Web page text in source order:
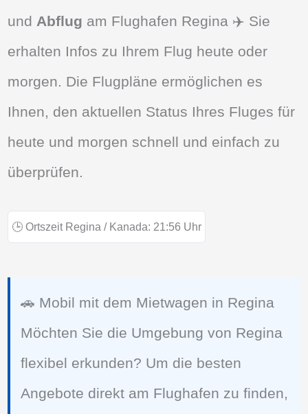
und Abflug am Flughafen Regina ✈️ Sie
erhalten Infos zu Ihrem Flug heute oder
morgen. Die Flugpläne ermöglichen es
Ihnen, den aktuellen Status Ihres Fluges für
heute und morgen schnell und einfach zu
überprüfen.
🕒 Ortszeit Regina / Kanada: 21:56 Uhr
🚗 Mobil mit dem Mietwagen in Regina
Möchten Sie die Umgebung von Regina
flexibel erkunden? Um die besten
Angebote direkt am Flughafen zu finden,